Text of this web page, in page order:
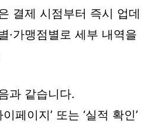
결제 시점부터 즉시 업데
·가맹점별로 세부 내역을
과 같습니다.
페이지’ 또는 ‘실적 확인’